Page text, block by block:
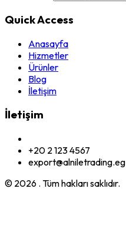
Quick Access
Anasayfa
Hizmetler
Ürünler
Blog
İletişim
İletişim
+20 2 123 4567
export@alniletrading.eg
© 2026 . Tüm hakları saklıdır.